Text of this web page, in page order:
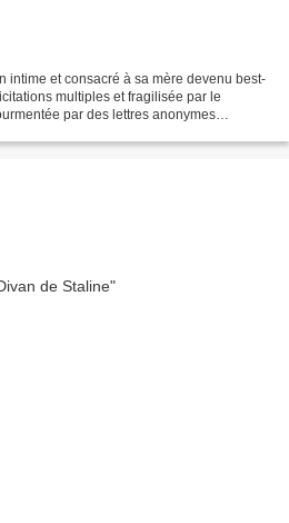
intime et consacré à sa mère devenu best-
multiples et fragilisée par le
par des lettres anonymes